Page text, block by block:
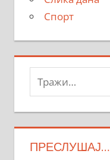
Спорт
Тражи:
ПРЕСЛУШАЈ…